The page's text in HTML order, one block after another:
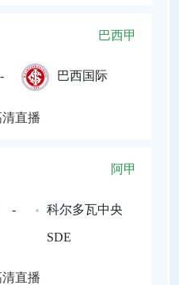
巴西甲
- 巴西国际
直播
阿甲
- 科尔多瓦中央
SDE
直播